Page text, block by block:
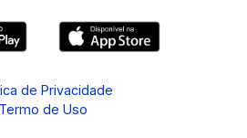
de Privacidade
Termo de Uso